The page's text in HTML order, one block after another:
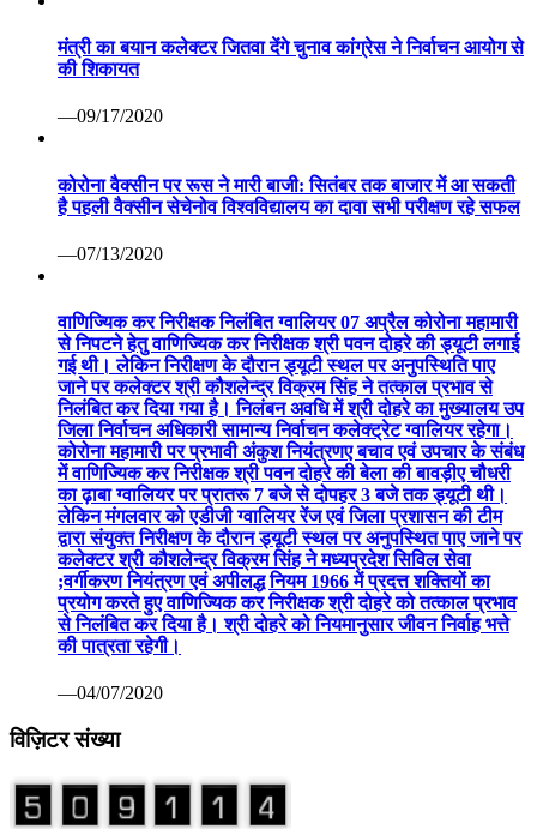
मंत्री का बयान कलेक्टर जितवा देंगे चुनाव कांग्रेस ने निर्वाचन आयोग से
की शिकायत
—09/17/2020
कोरोना वैक्सीन पर रूस ने मारी बाजी: सितंबर तक बाजार में आ सकती
है पहली वैक्सीन सेचेनोव विश्वविद्यालय का दावा सभी परीक्षण रहे सफल
—07/13/2020
वाणिज्यिक कर निरीक्षक निलंबित ग्वालियर 07 अप्रैल कोरोना महामारी
से निपटने हेतु वाणिज्यिक कर निरीक्षक श्री पवन दोहरे की ड्यूटी लगाई
गई थी। लेकिन निरीक्षण के दौरान ड्यूटी स्थल पर अनुपस्थिति पाए
जाने पर कलेक्टर श्री कौशलेन्द्र विक्रम सिंह ने तत्काल प्रभाव से
निलंबित कर दिया गया है। निलंबन अवधि में श्री दोहरे का मुख्यालय उप
जिला निर्वाचन अधिकारी सामान्य निर्वाचन कलेक्ट्रेट ग्वालियर रहेगा।
कोरोना महामारी पर प्रभावी अंकुश नियंत्रणए बचाव एवं उपचार के संबंध
में वाणिज्यिक कर निरीक्षक श्री पवन दोहरे की बेला की बावड़ीए चौधरी
का ढ़ाबा ग्वालियर पर प्रातरू 7 बजे से दोपहर 3 बजे तक ड्यूटी थी।
लेकिन मंगलवार को एडीजी ग्वालियर रेंज एवं जिला प्रशासन की टीम
द्वारा संयुक्त निरीक्षण के दौरान ड्यूटी स्थल पर अनुपस्थित पाए जाने पर
कलेक्टर श्री कौशलेन्द्र विक्रम सिंह ने मध्यप्रदेश सिविल सेवा
;वर्गीकरण नियंत्रण एवं अपीलद्ध नियम 1966 में प्रदत्त शक्तियों का
प्रयोग करते हुए वाणिज्यिक कर निरीक्षक श्री दोहरे को तत्काल प्रभाव
से निलंबित कर दिया है। श्री दोहरे को नियमानुसार जीवन निर्वाह भत्ते
की पात्रता रहेगी।
—04/07/2020
विज़िटर संख्या